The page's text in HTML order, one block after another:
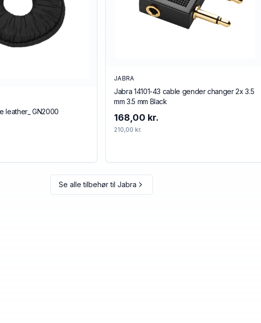
leather_ GN2000
JABRA
Jabra 14101-43 cable gender changer 2x 3.5
mm 3.5 mm Black
168,00 kr.
210,00 kr.
Se alle tilbehør til Jabra